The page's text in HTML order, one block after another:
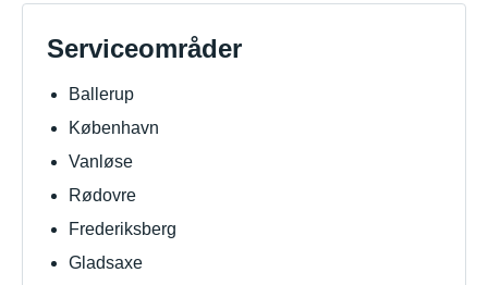
Serviceområder
Ballerup
København
Vanløse
Rødovre
Frederiksberg
Gladsaxe